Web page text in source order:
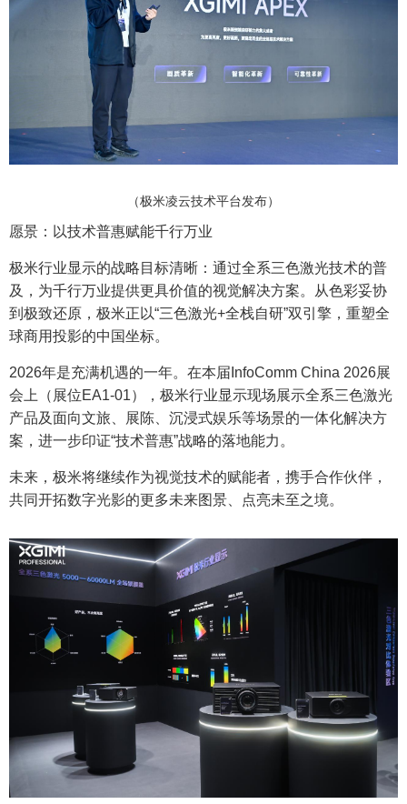
（极米凌云技术平台发布）
愿景：以技术普惠赋能千行万业
极米行业显示的战略目标清晰：通过全系三色激光技术的普
及，为千行万业提供更具价值的视觉解决方案。从色彩妥协
到极致还原，极米正以“三色激光+全栈自研”双引擎，重塑全
球商用投影的中国坐标。
2026年是充满机遇的一年。在本届InfoComm China 2026展
会上（展位EA1-01），极米行业显示现场展示全系三色激光
产品及面向文旅、展陈、沉浸式娱乐等场景的一体化解决方
案，进一步印证“技术普惠”战略的落地能力。
未来，极米将继续作为视觉技术的赋能者，携手合作伙伴，
共同开拓数字光影的更多未来图景、点亮未至之境。